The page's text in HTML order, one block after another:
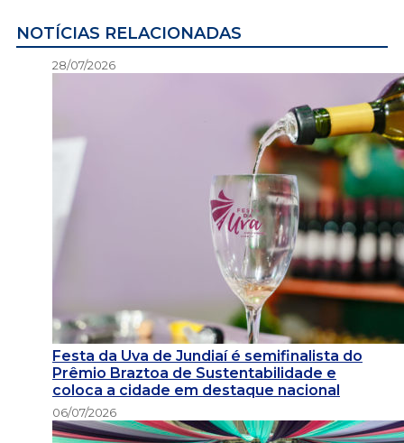
NOTÍCIAS RELACIONADAS
28/07/2026
Festa da Uva de Jundiaí é semifinalista do
Prêmio Braztoa de Sustentabilidade e
coloca a cidade em destaque nacional
06/07/2026